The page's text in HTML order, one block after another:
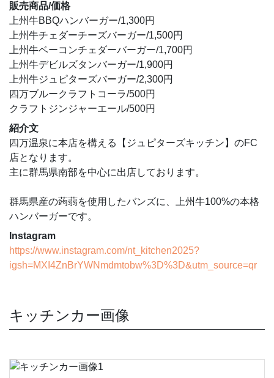
販売商品/価格
上州牛BBQハンバーガー/1,300円
上州牛チェダーチーズバーガー/1,500円
上州牛ベーコンチェダーバーガー/1,700円
上州牛デビルズタンバーガー/1,900円
上州牛ジュピターズバーガー/2,300円
四万ブルークラフトコーラ/500円
クラフトジンジャーエール/500円
紹介文
四万温泉に本店を構える【ジュピターズキッチン】のFC
店となります。
主に群馬県南部を中心に出店しております。
群馬県産の蒟蒻を使用したバンズに、上州牛100%の本格
ハンバーガーです。
Instagram
https://www.instagram.com/nt_kitchen2025?
igsh=MXI4ZnBrYWNmdmtobw%3D%3D&utm_source=qr
キッチンカー画像